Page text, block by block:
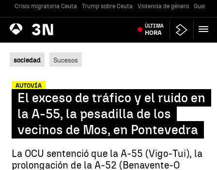
Crisis migratoria Ceuta Trump sobre Ceuta Violencia de género Guerra
Antena
3 Noticias ÚLTIMA
HORA
sociedad Sucesos
AUTOVÍA
El exceso de tráfico y el ruido en
la A-55, la pesadilla de los
vecinos de Mos, en Pontevedra
La OCU sentenció que la A-55 (Vigo-Tui), la
prolongación de la A-52 (Benavente-O